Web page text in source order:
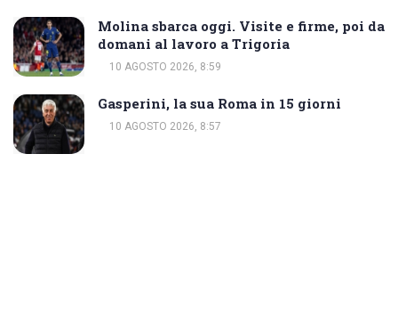
Molina sbarca oggi. Visite e firme, poi da
domani al lavoro a Trigoria
10 AGOSTO 2026, 8:59
Gasperini, la sua Roma in 15 giorni
10 AGOSTO 2026, 8:57